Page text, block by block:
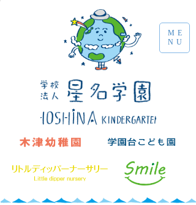
ME
NU